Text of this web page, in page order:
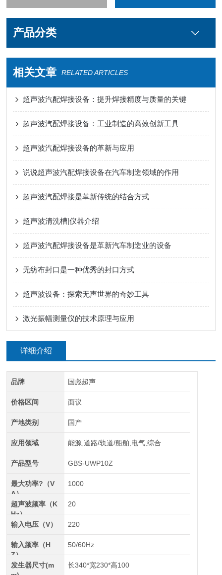
产品分类
相关文章 RELATED ARTICLES
超声波汽配焊接设备：提升焊接精度与质量的关键
超声波汽配焊接设备：工业制造的高效创新工具
超声波汽配焊接设备的革新与应用
说说超声波汽配焊接设备在汽车制造领域的作用
超声波汽配焊接是革新传统的结合方式
超声波清洗槽|仪器介绍
超声波汽配焊接设备是革新汽车制造业的设备
无纺布封口是一种优秀的封口方式
超声波设备：探索无声世界的奇妙工具
激光振幅测量仪的技术原理与应用
详细介绍
品牌 国彪超声
价格区间 面议
产地类别 国产
应用领域 能源,道路/轨道/船舶,电气,综合
产品型号 GBS-UWP10Z
最大功率?（V
A）
1000
超声波频率（K
Hz）
20
输入电压（V） 220
输入频率（H
Z）
50/60Hz
发生器尺寸(m
长340*宽230*高100